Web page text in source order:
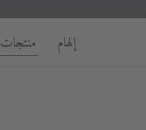
إلهام منتجات